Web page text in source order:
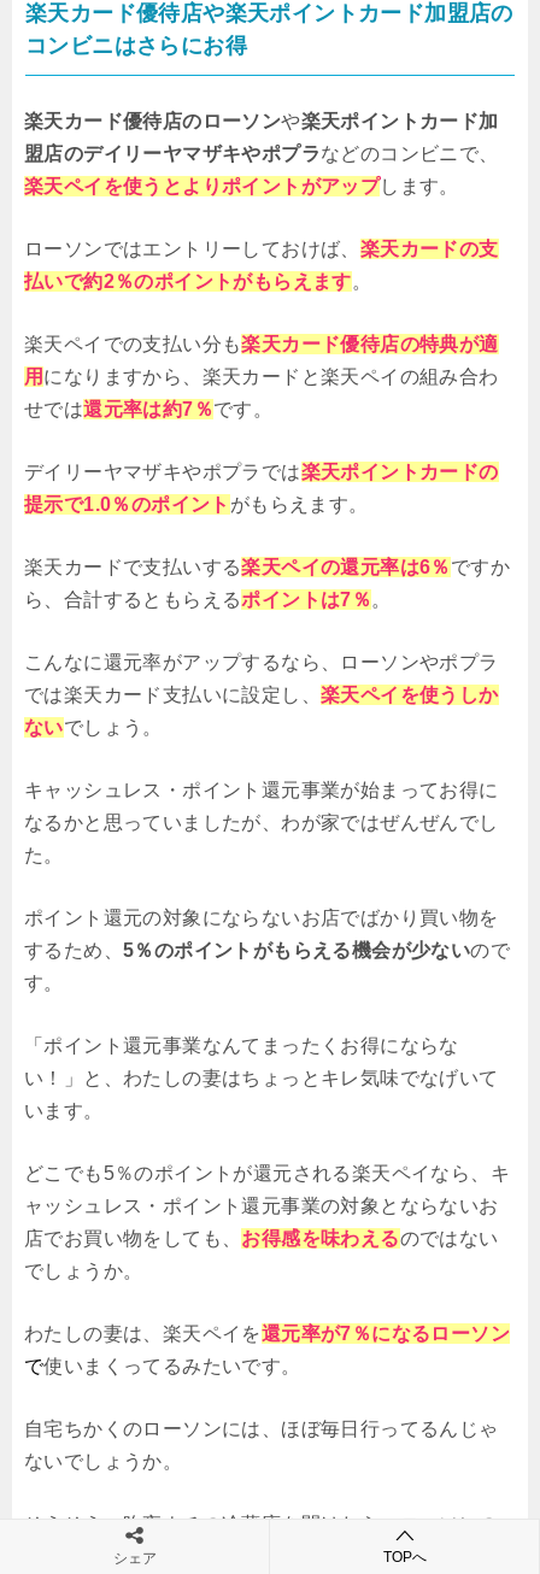
楽天カード優待店や楽天ポイントカード加盟店の
コンビニはさらにお得
楽天カード優待店のローソンや楽天ポイントカード加
盟店のデイリーヤマザキやポプラなどのコンビニで、
楽天ペイを使うとよりポイントがアップします。
ローソンではエントリーしておけば、 楽天カードの支
払いで約2％のポイントがもらえます。
楽天ペイでの支払い分も楽天カード優待店の特典が適
用 になりますから、楽天カードと楽天ペイの組み合わ
せでは還元率は約7％です。
デイリーヤマザキやポプラでは楽天ポイントカードの
提示で1.0％のポイント がもらえます。
楽天カードで支払いする楽天ペイの還元率は6％ ですか
ら、合計するともらえるポイントは7％ 。
こんなに還元率がアップするなら、ローソンやポプラ
では楽天カード支払いに設定し、楽天ペイを使うしか
ないでしょう。
キャッシュレス・ポイント還元事業が始まってお得に
なるかと思っていましたが、わが家ではぜんぜんでし
た。
ポイント還元の対象にならないお店でばかり買い物を
するため、 5％のポイントがもらえる機会が少ないので
す。
「ポイント還元事業なんてまったくお得にならな
い！」と、わたしの妻はちょっとキレ気味でなげいて
います。
どこでも5％のポイントが還元される楽天ペイなら、キ
ャッシュレス・ポイント還元事業の対象とならないお
店でお買い物をしても、 お得感を味わえるのではない
でしょうか。
わたしの妻は、楽天ペイを還元率が7％になるローソン
で使いまくってるみたいです。
自宅ちかくのローソンには、ほぼ毎日行ってるんじゃ
ないでしょうか。
そうそう、昨夜ウチの冷蔵庫を開けたら、ローソンの
スイーツが入っていたんですよね。
シェア TOPへ